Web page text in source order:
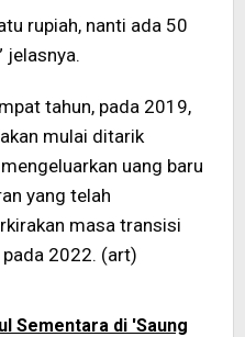
rupiah, nanti ada 50
jelasnya.
tahun, pada 2019,
mulai ditarik
uang baru
yang telah
masa transisi
2022. (art)
Sementara di 'Saung